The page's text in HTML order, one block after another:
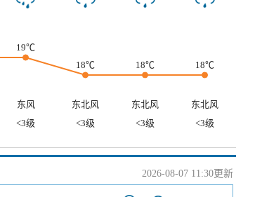
19℃
18℃
18℃ 18℃
东风 东北风 东北风
东北风
<3级 <3级 <3级 <3级
2026-08-07 11:30更新